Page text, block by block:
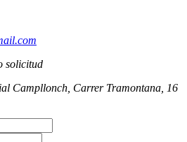
solicitud
Campllonch, Carrer Tramontana, 16